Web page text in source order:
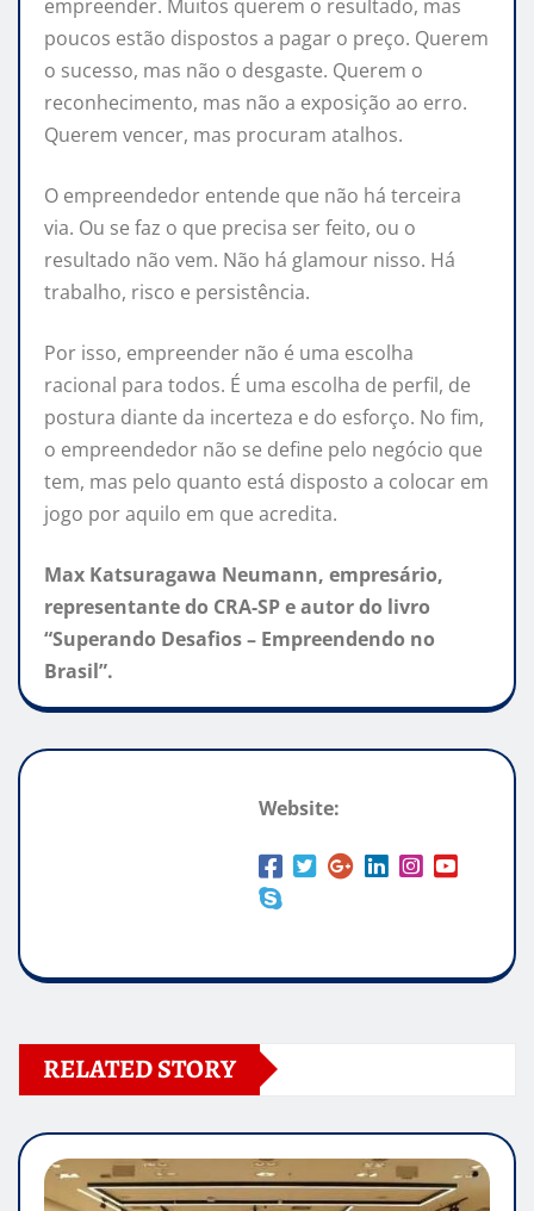
empreender. Muitos querem o resultado, mas
poucos estão dispostos a pagar o preço. Querem
o sucesso, mas não o desgaste. Querem o
reconhecimento, mas não a exposição ao erro.
Querem vencer, mas procuram atalhos.
O empreendedor entende que não há terceira
via. Ou se faz o que precisa ser feito, ou o
resultado não vem. Não há glamour nisso. Há
trabalho, risco e persistência.
Por isso, empreender não é uma escolha
racional para todos. É uma escolha de perfil, de
postura diante da incerteza e do esforço. No fim,
o empreendedor não se define pelo negócio que
tem, mas pelo quanto está disposto a colocar em
jogo por aquilo em que acredita.
Max Katsuragawa Neumann, empresário,
representante do CRA-SP e autor do livro
“Superando Desafios – Empreendendo no
Brasil”.
Website:
RELATED STORY